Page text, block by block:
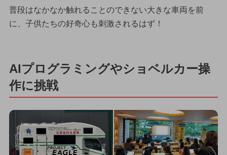
普段はなかなか触れることのできない大きな車両を前
に、子供たちの好奇心も刺激されるはず！
AIプログラミングやショベルカー操
作に挑戦